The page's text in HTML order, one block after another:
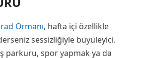
Ormanı, hafta içi özellikle
sessizliğiyle büyüleyici.
parkuru, spor yapmak ya da